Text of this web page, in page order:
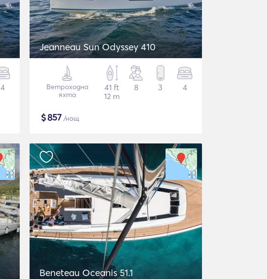
4
Jeanneau Sun Odyssey 410
Ветроходна
яхта
41 ft
12 m
8 3 4
$857 /нощ
Beneteau Oceanis 51.1